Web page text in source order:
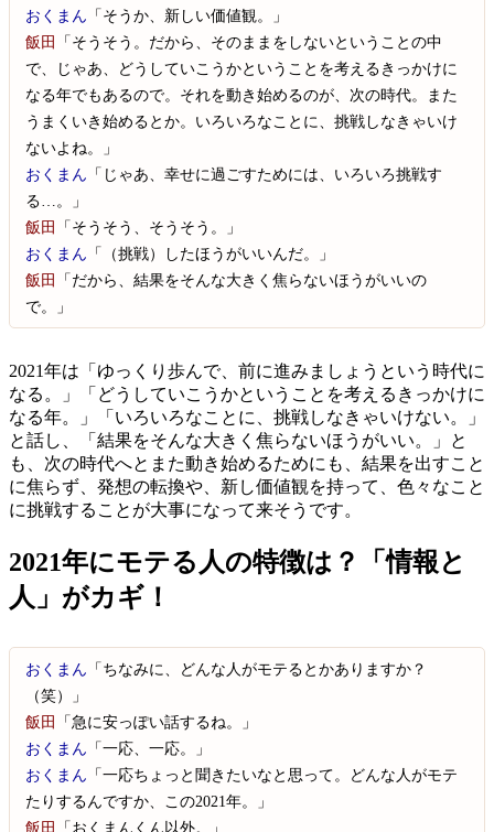
おくまん 「そうか、新しい価値観。」
飯田
「そうそう。だから、そのままをしないということの中
で、じゃあ、どうしていこうかということを考えるきっかけに
なる年でもあるので。それを動き始めるのが、次の時代。また
うまくいき始めるとか。いろいろなことに、挑戦しなきゃいけ
ないよね。」
おくまん 「じゃあ、幸せに過ごすためには、いろいろ挑戦す
る…。」
飯田
「そうそう、そうそう。」
おくまん 「（挑戦）したほうがいいんだ。」
飯田
「だから、結果をそんな大きく焦らないほうがいいの
で。」
2021年は「ゆっくり歩んで、前に進みましょうという時代に
なる。」「どうしていこうかということを考えるきっかけに
なる年。」「いろいろなことに、挑戦しなきゃいけない。」
と話し、「結果をそんな大きく焦らないほうがいい。」と
も、次の時代へとまた動き始めるためにも、結果を出すこと
に焦らず、発想の転換や、新し価値観を持って、色々なこと
に挑戦することが大事になって来そうです。
2021年にモテる人の特徴は？「情報と
人」がカギ！
おくまん 「ちなみに、どんな人がモテるとかありますか？
（笑）」
飯田
「急に安っぽい話するね。」
おくまん 「一応、一応。」
おくまん 「一応ちょっと聞きたいなと思って。どんな人がモテ
たりするんですか、この2021年。」
飯田
「おくまんくん以外。」